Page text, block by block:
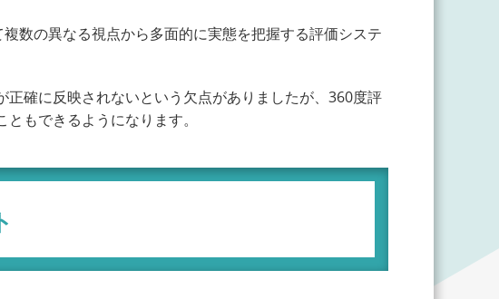
数の異なる視点から多面的に実態を把握する評価システ
確に反映されないという欠点がありましたが、360度評
もできるようになります。